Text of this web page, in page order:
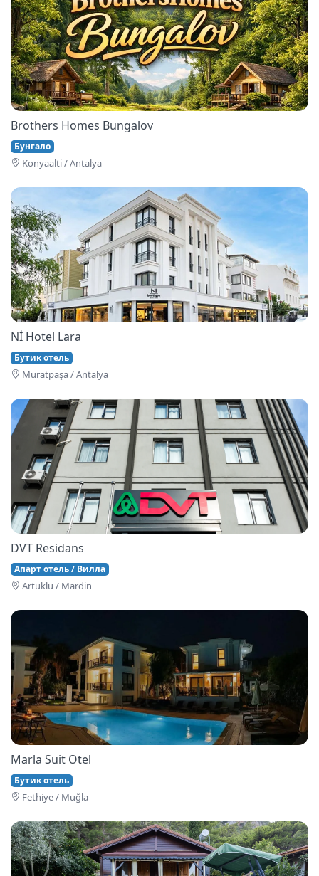
Brothers Homes Bungalov
Бунгало
Konyaalti / Antalya
Nİ Hotel Lara
Бутик отель
Muratpaşa / Antalya
DVT Residans
Апарт отель / Вилла
Artuklu / Mardin
Marla Suit Otel
Бутик отель
Fethi̇ye / Muğla